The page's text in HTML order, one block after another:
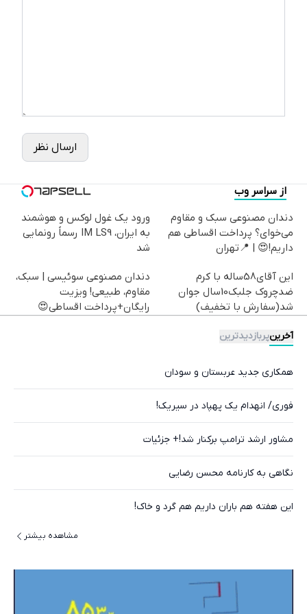
ارسال نظر
از سراسر وب
دندان مصنوعی سبک و مقاوم
می‌خوای؟ پرداخت اقساطی هم
داریم!😍 | 📍تهران
ورود یک غول لوکس و هوشمند
به ایران، IM LS9 رسماً رونمایی
شد
این آقای58ساله با کرم
ضدچروک جلبک10سال جوان
شد(سفارش با تخفیف)
دندان مصنوعی سوئیسی | سبک،
مقاوم، طبیعی! ویزیت
رایگان+پرداخت اقساطی😍
آخرینپربازدیدترین
همکاری جدید عربستان و سودان
فوری/ انهدام یک پهپاد در سیریک!
مشاور ارشد ترامپ برکنار شد!+ جزئیات
نگاهی به کارنامه محسن رضایی
این هفته هم باران داریم هم گرد و خاک!
مشاهده بیشتر